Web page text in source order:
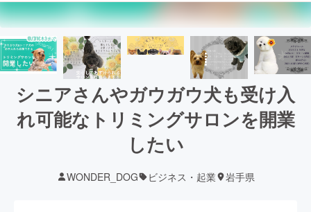
シニアさんやガウガウ犬も受け入
れ可能なトリミングサロンを開業
したい
WONDER_DOG ビジネス・起業 岩手県